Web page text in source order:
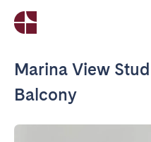
Marina View
Balcony